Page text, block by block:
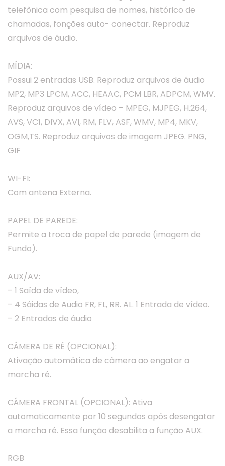
telefônica com pesquisa de nomes, histórico de
chamadas, fonções auto- conectar. Reproduz
arquivos de áudio.
MÍDIA:
Possui 2 entradas USB. Reproduz arquivos de áudio
MP2, MP3 LPCM, ACC, HEAAC, PCM LBR, ADPCM, WMV.
Reproduz arquivos de vídeo – MPEG, MJPEG, H.264,
AVS, VC1, DIVX, AVI, RM, FLV, ASF, WMV, MP4, MKV,
OGM,TS. Reproduz arquivos de imagem JPEG. PNG,
GIF
WI-FI:
Com antena Externa.
PAPEL DE PAREDE:
Permite a troca de papel de parede (imagem de
Fundo).
AUX/AV:
– 1 Saída de vídeo,
– 4 Sáidas de Audio FR, FL, RR. AL. 1 Entrada de vídeo.
– 2 Entradas de áudio
CÂMERA DE RÉ (OPCIONAL):
Ativação automática de câmera ao engatar a
marcha ré.
CÂMERA FRONTAL (OPCIONAL): Ativa
automaticamente por 10 segundos após desengatar
a marcha ré. Essa função desabilita a função AUX.
RGB